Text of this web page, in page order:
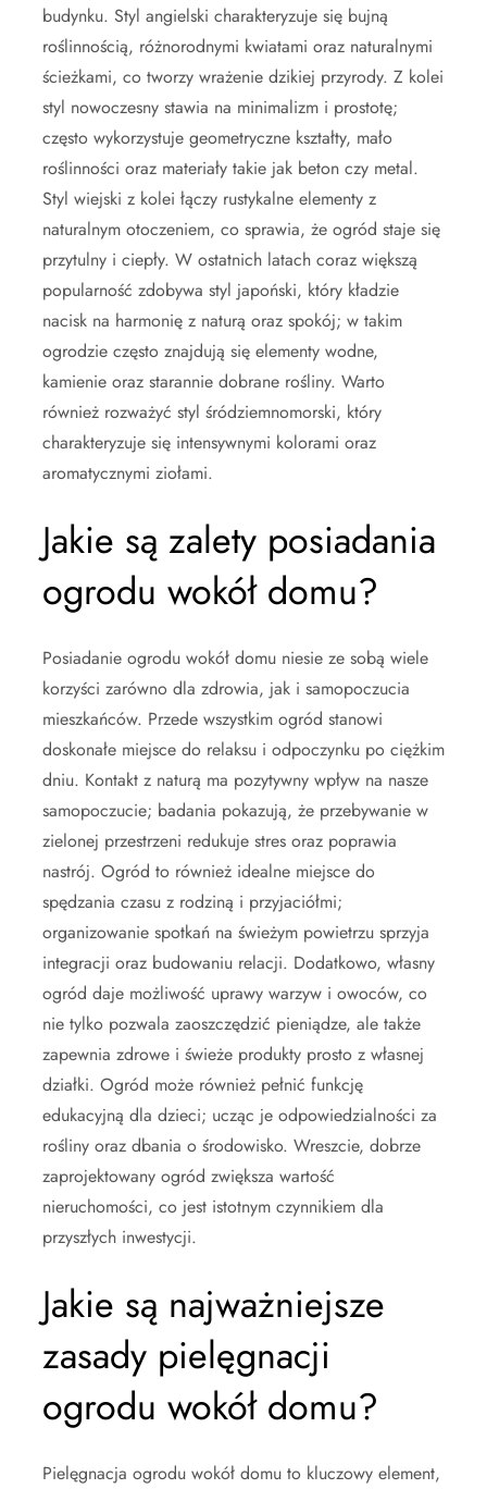
budynku. Styl angielski charakteryzuje się bujną
roślinnością, różnorodnymi kwiatami oraz naturalnymi
ścieżkami, co tworzy wrażenie dzikiej przyrody. Z kolei
styl nowoczesny stawia na minimalizm i prostotę;
często wykorzystuje geometryczne kształty, mało
roślinności oraz materiały takie jak beton czy metal.
Styl wiejski z kolei łączy rustykalne elementy z
naturalnym otoczeniem, co sprawia, że ogród staje się
przytulny i ciepły. W ostatnich latach coraz większą
popularność zdobywa styl japoński, który kładzie
nacisk na harmonię z naturą oraz spokój; w takim
ogrodzie często znajdują się elementy wodne,
kamienie oraz starannie dobrane rośliny. Warto
również rozważyć styl śródziemnomorski, który
charakteryzuje się intensywnymi kolorami oraz
aromatycznymi ziołami.
Jakie są zalety posiadania
ogrodu wokół domu?
Posiadanie ogrodu wokół domu niesie ze sobą wiele
korzyści zarówno dla zdrowia, jak i samopoczucia
mieszkańców. Przede wszystkim ogród stanowi
doskonałe miejsce do relaksu i odpoczynku po ciężkim
dniu. Kontakt z naturą ma pozytywny wpływ na nasze
samopoczucie; badania pokazują, że przebywanie w
zielonej przestrzeni redukuje stres oraz poprawia
nastrój. Ogród to również idealne miejsce do
spędzania czasu z rodziną i przyjaciółmi;
organizowanie spotkań na świeżym powietrzu sprzyja
integracji oraz budowaniu relacji. Dodatkowo, własny
ogród daje możliwość uprawy warzyw i owoców, co
nie tylko pozwala zaoszczędzić pieniądze, ale także
zapewnia zdrowe i świeże produkty prosto z własnej
działki. Ogród może również pełnić funkcję
edukacyjną dla dzieci; ucząc je odpowiedzialności za
rośliny oraz dbania o środowisko. Wreszcie, dobrze
zaprojektowany ogród zwiększa wartość
nieruchomości, co jest istotnym czynnikiem dla
przyszłych inwestycji.
Jakie są najważniejsze
zasady pielęgnacji
ogrodu wokół domu?
Pielęgnacja ogrodu wokół domu to kluczowy element,